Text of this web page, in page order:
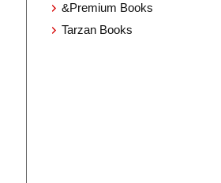
&Premium Books
Tarzan Books